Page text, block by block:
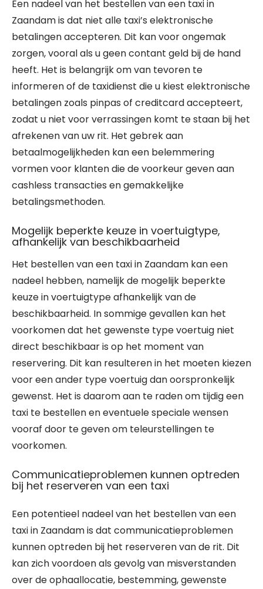
Een nadeel van het bestellen van een taxi in
Zaandam is dat niet alle taxi’s elektronische
betalingen accepteren. Dit kan voor ongemak
zorgen, vooral als u geen contant geld bij de hand
heeft. Het is belangrijk om van tevoren te
informeren of de taxidienst die u kiest elektronische
betalingen zoals pinpas of creditcard accepteert,
zodat u niet voor verrassingen komt te staan bij het
afrekenen van uw rit. Het gebrek aan
betaalmogelijkheden kan een belemmering
vormen voor klanten die de voorkeur geven aan
cashless transacties en gemakkelijke
betalingsmethoden.
Mogelijk beperkte keuze in voertuigtype,
afhankelijk van beschikbaarheid
Het bestellen van een taxi in Zaandam kan een
nadeel hebben, namelijk de mogelijk beperkte
keuze in voertuigtype afhankelijk van de
beschikbaarheid. In sommige gevallen kan het
voorkomen dat het gewenste type voertuig niet
direct beschikbaar is op het moment van
reservering. Dit kan resulteren in het moeten kiezen
voor een ander type voertuig dan oorspronkelijk
gewenst. Het is daarom aan te raden om tijdig een
taxi te bestellen en eventuele speciale wensen
vooraf door te geven om teleurstellingen te
voorkomen.
Communicatieproblemen kunnen optreden
bij het reserveren van een taxi
Een potentieel nadeel van het bestellen van een
taxi in Zaandam is dat communicatieproblemen
kunnen optreden bij het reserveren van de rit. Dit
kan zich voordoen als gevolg van misverstanden
over de ophaallocatie, bestemming, gewenste